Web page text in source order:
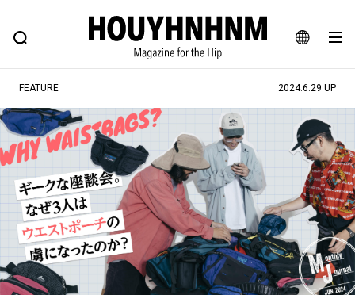
JA
EN
FEATURE BLOG SNAP
ヒップなファッション、カルチャー、ライフスタイルWEBマガジン
#注目のタグ
#SHOPPING ADDICT #憧れの逸品
#ESSENTIAL DESIGNS #古着サミット
#NEW VINTAGE #マイナーグッド図鑑
#路地裏てぃーん。 #MONTHLY JOURNAL
#GH 銘品の所以 #フイナムのYouTube
FEATURE 2024.6.29 UP